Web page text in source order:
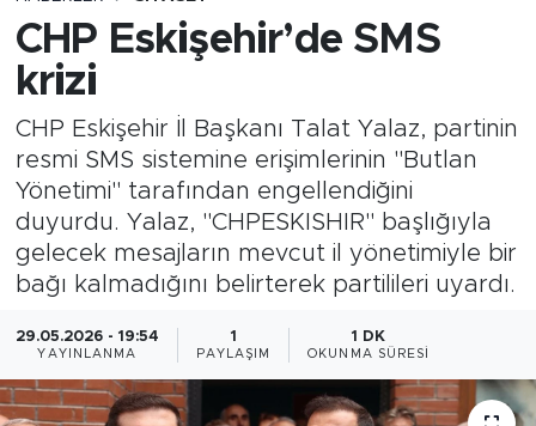
CHP Eskişehir’de SMS
krizi
CHP Eskişehir İl Başkanı Talat Yalaz, partinin
resmi SMS sistemine erişimlerinin "Butlan
Yönetimi" tarafından engellendiğini
duyurdu. Yalaz, "CHPESKISHIR" başlığıyla
gelecek mesajların mevcut il yönetimiyle bir
bağı kalmadığını belirterek partilileri uyardı.
29.05.2026 - 19:54
YAYINLANMA
1
PAYLAŞIM
1 DK
OKUNMA SÜRESI
Siyaset
Spor
Sağlık
Ekonomi
Sanat
Bölge
Trafik Durumu
Süper Lig Puan Durumu ve Fikstür
Tüm Manşetler
Son Dakika Haberleri
Haber Arşivi